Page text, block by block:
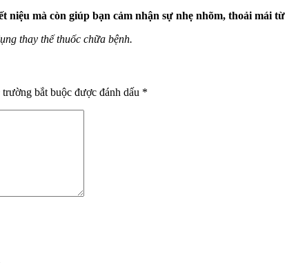
niệu mà còn giúp bạn cảm nhận sự nhẹ nhõm, thoải mái
thay thế thuốc chữa bệnh.
trường bắt buộc được đánh dấu *